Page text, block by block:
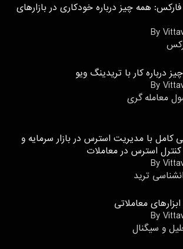
همه چیز درباره خودکاری در بازارهای
By
درباره کار با تریدینگ ویو
By
کامل با مدیریت استرس در بازار سرمایه و
استرس در معاملات
By
ابزارهای معاملاتی
By